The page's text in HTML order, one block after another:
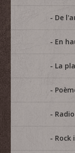
De
En
La